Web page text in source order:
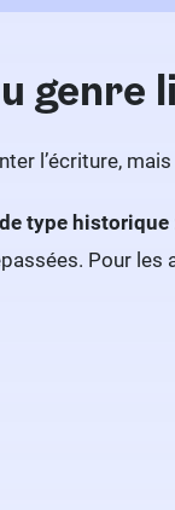
l’écriture,
type historique
Pour